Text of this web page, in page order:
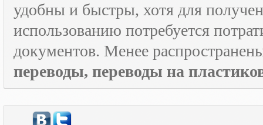
удобны и быстры, хотя для
использованию потребуется
документов. Менее
переводы, переводы на